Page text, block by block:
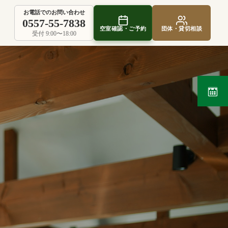
お電話でのお問い合わせ
0557-55-7838
受付 9:00〜18:00
空室確認・ご予約 団体・貸切相談